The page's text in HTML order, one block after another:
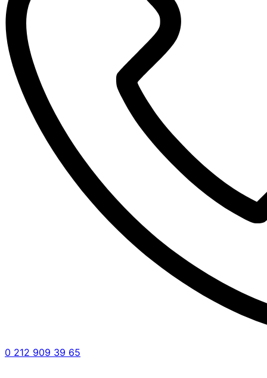
0 212 909 39 65